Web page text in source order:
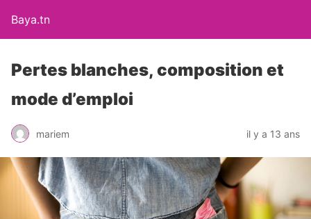
Baya.tn
Pertes blanches, composition et
mode d’emploi
mariem il y a 13 ans